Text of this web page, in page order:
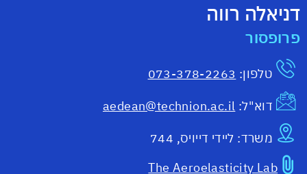
דניאלה רווה
פרופסור
טלפון: 073-378-2263
דוא"ל: aedean@technion.ac.il
משרד: ליידי דייויס, 744
The Aeroelasticity Lab